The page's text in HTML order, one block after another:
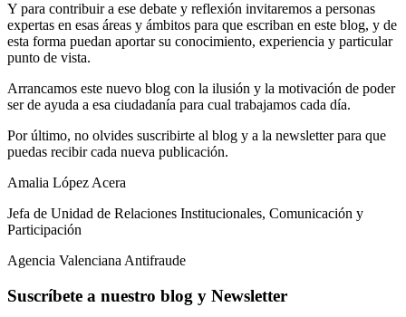
Y para contribuir a ese debate y reflexión invitaremos a personas
expertas en esas áreas y ámbitos para que escriban en este blog, y de
esta forma puedan aportar su conocimiento, experiencia y particular
punto de vista.
Arrancamos este nuevo blog con la ilusión y la motivación de poder
ser de ayuda a esa ciudadanía para cual trabajamos cada día.
Por último, no olvides suscribirte al blog y a la newsletter para que
puedas recibir cada nueva publicación.
Amalia López Acera
Jefa de Unidad de Relaciones Institucionales, Comunicación y
Participación
Agencia Valenciana Antifraude
Suscríbete a nuestro blog y Newsletter